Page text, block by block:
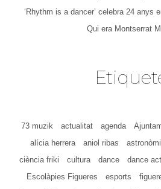
‘Rhythm is a dancer’ celebra 24 anys
Qui era Montserrat
73 muzik actualitat agenda
alícia herrera
aniol ribas
ciència friki
cultura dance dance
Escolàpies Figueres
esports